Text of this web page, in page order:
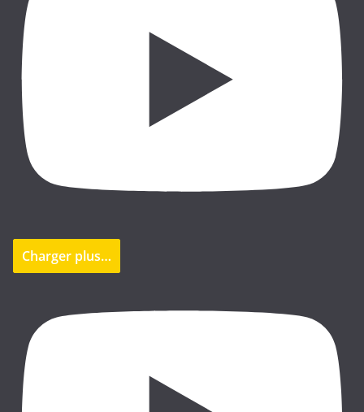
Charger plus…